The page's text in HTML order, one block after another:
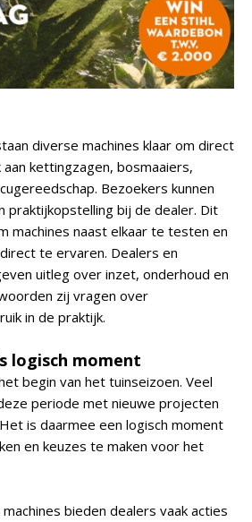
diverse machines klaar om direct
kettingzagen, bosmaaiers,
Bezoekers kunnen
praktijkopstelling bij de dealer. Dit
machines naast elkaar te testen en
te ervaren. Dealers en
uitleg over inzet, onderhoud en
zij vragen over
in de praktijk.
logisch moment
begin van het tuinseizoen. Veel
periode met nieuwe projecten
is daarmee een logisch moment
en keuzes te maken voor het
bieden dealers vaak acties